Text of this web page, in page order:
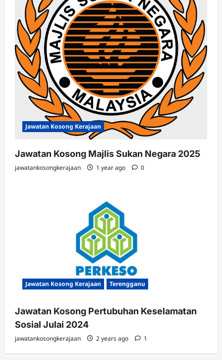
Jawatan Kosong Kerajaan
Jawatan Kosong Majlis Sukan Negara 2025
jawatankosongkerajaan 1 year ago 0
Jawatan Kosong Kerajaan Terengganu
Jawatan Kosong Pertubuhan Keselamatan
Sosial Julai 2024
jawatankosongkerajaan 2 years ago 1